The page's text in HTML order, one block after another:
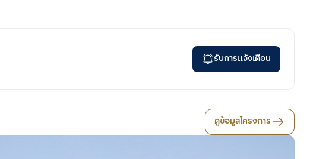
รับการแจ้งเตือน
ดูข้อมูลโครงการ